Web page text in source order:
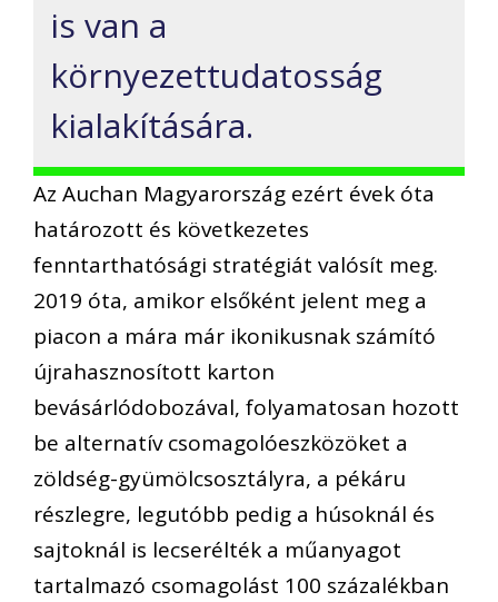
is van a
környezettudatosság
kialakítására.
Az Auchan Magyarország ezért évek óta
határozott és következetes
fenntarthatósági stratégiát valósít meg.
2019 óta, amikor elsőként jelent meg a
piacon a mára már ikonikusnak számító
újrahasznosított karton
bevásárlódobozával, folyamatosan hozott
be alternatív csomagolóeszközöket a
zöldség-gyümölcsosztályra, a pékáru
részlegre, legutóbb pedig a húsoknál és
sajtoknál is lecserélték a műanyagot
tartalmazó csomagolást 100 százalékban